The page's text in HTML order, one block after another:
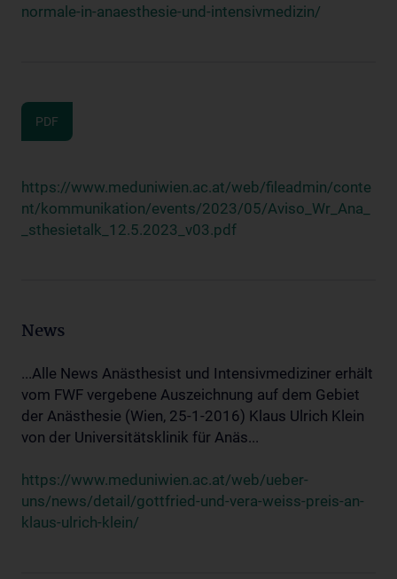
normale-in-anaesthesie-und-intensivmedizin/
PDF
https://www.meduniwien.ac.at/web/fileadmin/conte
nt/kommunikation/events/2023/05/Aviso_Wr_Ana_
_sthesietalk_12.5.2023_v03.pdf
News
...Alle News Anästhesist und Intensivmediziner erhält
vom FWF vergebene Auszeichnung auf dem Gebiet
der Anästhesie (Wien, 25-1-2016) Klaus Ulrich Klein
von der Universitätsklinik für Anäs...
https://www.meduniwien.ac.at/web/ueber-
uns/news/detail/gottfried-und-vera-weiss-preis-an-
klaus-ulrich-klein/